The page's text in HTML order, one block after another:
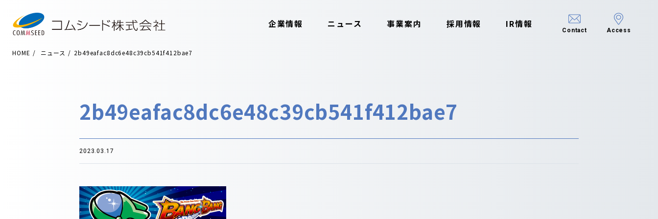
企業情報 ニュース 事業案内 採用情報 IR情報
Contact Access
HOME ニュース 2b49eafac8dc6e48c39cb541f412bae7
2b49eafac8dc6e48c39cb541f412bae7
2023.03.17